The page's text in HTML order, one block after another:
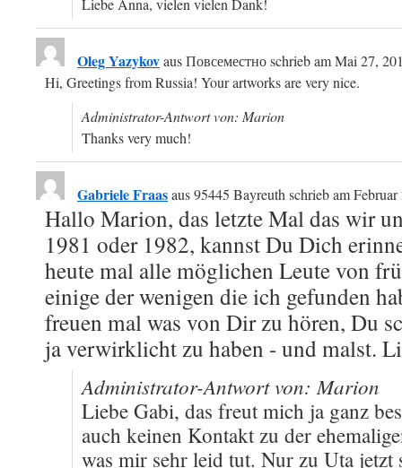
Liebe Anna, vielen vielen Dank!
Oleg YazykovausПовсеместноschrieb amMai 27,
Hi, Greetings from Russia! Your artworks are very nice.
Administrator-Antwort von: Marion
Thanks very much!
Gabriele Fraasaus95445 Bayreuth schrieb am
Hallo Marion, das letzte Mal das wir
1981 oder 1982, kannst Du Dich
heute mal alle möglichen Leute von
einige der wenigen die ich gefunden
freuen mal was von Dir zu hören, Du
ja verwirklicht zu haben - und malst.
Administrator-Antwort von: Marion
Liebe Gabi, das freut mich ja ganz
auch keinen Kontakt zu der
was mir sehr leid tut. Nur zu Uta